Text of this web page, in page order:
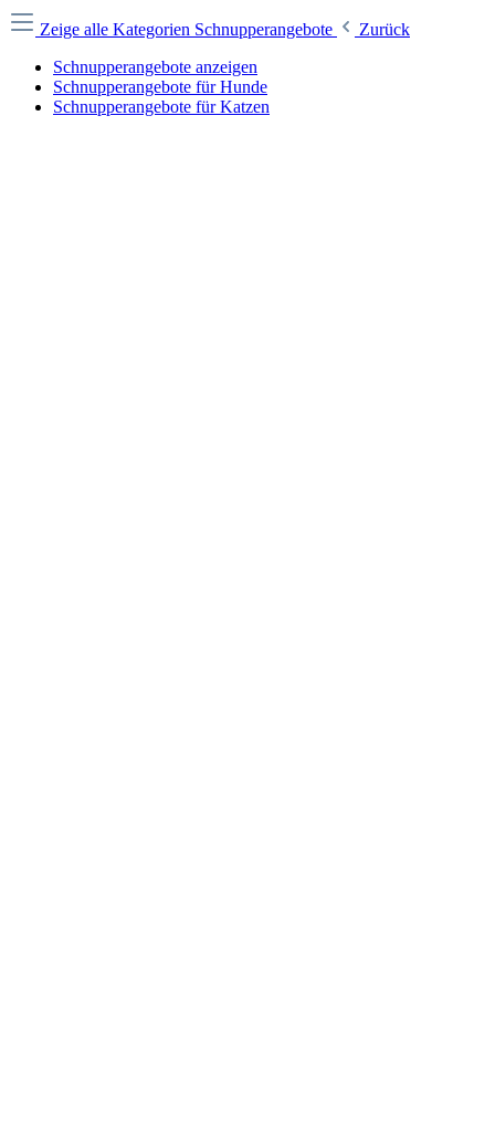
Zeige alle Kategorien Schnupperangebote
Zurück
Schnupperangebote anzeigen
Schnupperangebote für Hunde
Schnupperangebote für Katzen